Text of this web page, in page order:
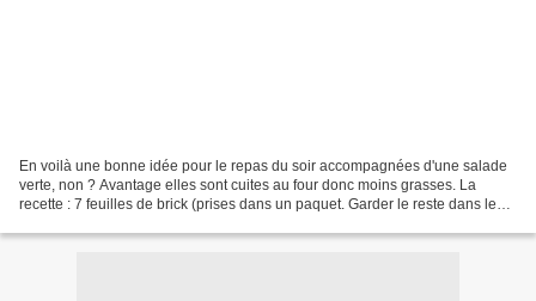
En voilà une bonne idée pour le repas du soir accompagnées d'une salade
verte, non ? Avantage elles sont cuites au four donc moins grasses. La
recette : 7 feuilles de brick (prises dans un paquet. Garder le reste dans le